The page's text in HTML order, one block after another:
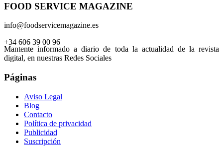
FOOD SERVICE MAGAZINE
info@foodservicemagazine.es
+34 606 39 00 96
Mantente informado a diario de toda la actualidad de la revista
digital, en nuestras Redes Sociales
Páginas
Aviso Legal
Blog
Contacto
Política de privacidad
Publicidad
Suscripción